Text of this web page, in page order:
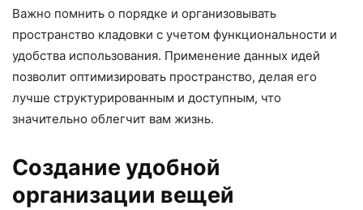
Важно помнить о порядке и организовывать
пространство кладовки с учетом функциональности и
удобства использования. Применение данных идей
позволит оптимизировать пространство, делая его
лучше структурированным и доступным, что
значительно облегчит вам жизнь.
Создание удобной
организации вещей